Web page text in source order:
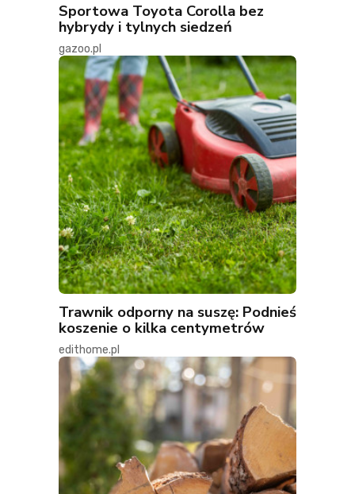
Sportowa Toyota Corolla bez
hybrydy i tylnych siedzeń
gazoo.pl
Trawnik odporny na suszę: Podnieś
koszenie o kilka centymetrów
edithome.pl